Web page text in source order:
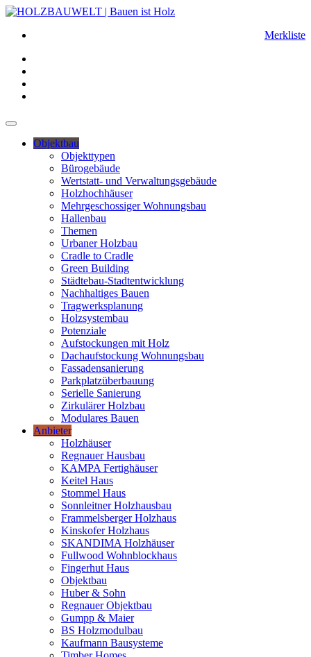
Merkliste
Objektbau
Objekttypen
Bürogebäude
Wertstatt- und Verwaltungsgebäude
Holzhochhäuser
Mehrgeschossiger Wohnungsbau
Hallenbau
Themen
Urbaner Holzbau
Cradle to Cradle
Green Building
Städtebau-Stadtentwicklung
Nachhaltiges Bauen
Tragwerksplanung
Holzsystembau
Potenziale
Aufstockungen mit Holz
Dachaufstockung Wohnungsbau
Fassadensanierung
Parkplatzüberbauung
Serielle Sanierung
Zirkulärer Holzbau
Modulares Bauen
Anbieter
Holzhäuser
Regnauer Hausbau
KAMPA Fertighäuser
Keitel Haus
Stommel Haus
Sonnleitner Holzhausbau
Frammelsberger Holzhaus
Kinskofer Holzhaus
SKANDIMA Holzhäuser
Fullwood Wohnblockhaus
Fingerhut Haus
Objektbau
Huber & Sohn
Regnauer Objektbau
Gumpp & Maier
BS Holzmodulbau
Kaufmann Bausysteme